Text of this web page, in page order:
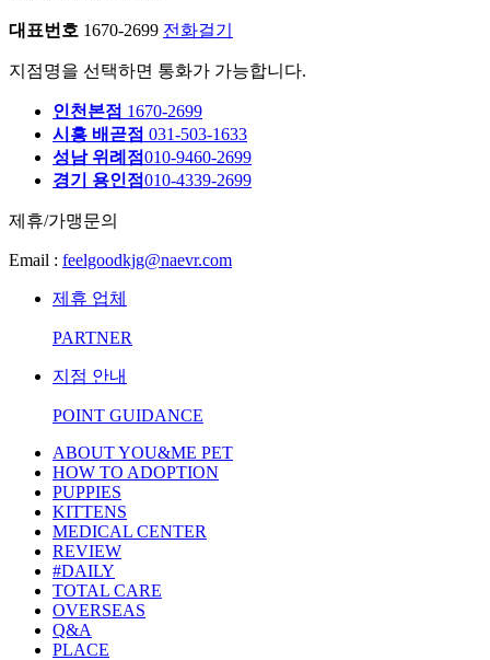
대표번호 1670-2699 전화걸기
지점명을 선택하면 통화가 가능합니다.
인천본점 1670-2699
시흥 배곧점 031-503-1633
성남 위례점010-9460-2699
경기 용인점010-4339-2699
제휴/가맹문의
Email : feelgoodkjg@naevr.com
제휴 업체
PARTNER
지점 안내
POINT GUIDANCE
ABOUT YOU&ME PET
HOW TO ADOPTION
PUPPIES
KITTENS
MEDICAL CENTER
REVIEW
#DAILY
TOTAL CARE
OVERSEAS
Q&A
PLACE